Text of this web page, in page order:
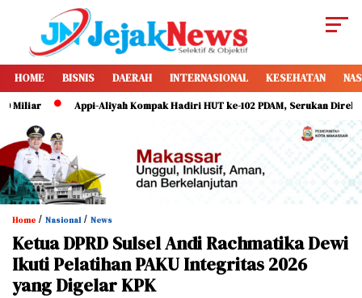
HOME BISNIS DAERAH INTERNASIONAL KESEHATAN
Miliar Appi-Aliyah Kompak Hadiri HUT ke-102 PDAM, Serukan
Home / Nasional / News
Ketua DPRD Sulsel Andi Rachmatika Dewi
Ikuti Pelatihan PAKU Integritas 2026
yang Digelar KPK